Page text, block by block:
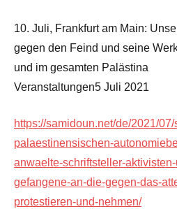
10. Juli, Frankfurt am Main:
gegen den Feind und seine
und im gesamten Palästina
Veranstaltungen5 Juli 2021
https://samidoun.net/de/2021/
palaestinensischen-
anwaelte-schriftsteller-
gefangene-an-die-gegen-das-
protestieren-und-nehmen/